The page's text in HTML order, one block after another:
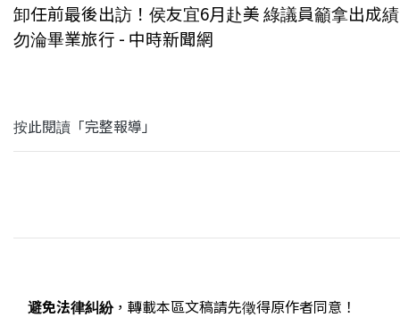
卸任前最後出訪！侯友宜6月赴美 綠議員籲拿出成績
勿淪畢業旅行 - 中時新聞網
按此閱讀「完整報導」
避免法律糾紛，轉載本區文稿請先徵得原作者同意！